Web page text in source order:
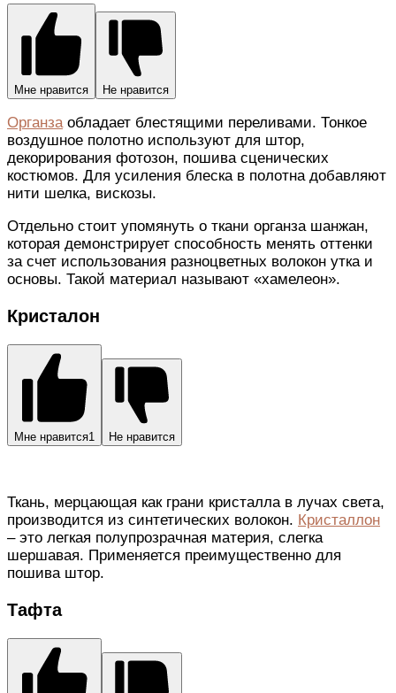
Мне нравится Не нравится
Органзаобладает блестящими переливами. Тонкое
воздушное полотно используют для штор,
декорирования фотозон, пошива сценических
костюмов. Для усиления блеска в полотна добавляют
нити шелка, вискозы.
Отдельно стоит упомянуть о ткани органза шанжан,
которая демонстрирует способность менять оттенки
за счет использования разноцветных волокон утка и
основы. Такой материал называют «хамелеон».
Кристалон
Мне нравится1 Не нравится
Ткань, мерцающая как грани кристалла в лучах света,
производится из синтетических волокон. Кристаллон
– это легкая полупрозрачная материя, слегка
шершавая. Применяется преимущественно для
пошива штор.
Тафта